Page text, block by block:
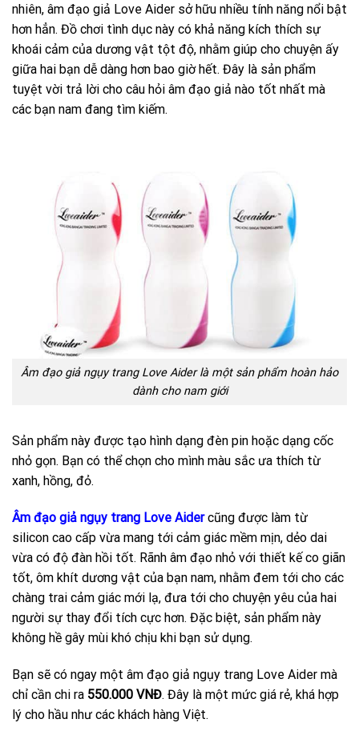
nhiên, âm đạo giả Love Aider sở hữu nhiều tính năng nổi bật
hơn hẳn. Đồ chơi tình dục này có khả năng kích thích sự
khoái cảm của dương vật tột độ, nhằm giúp cho chuyện ấy
giữa hai bạn dễ dàng hơn bao giờ hết. Đây là sản phẩm
tuyệt vời trả lời cho câu hỏi âm đạo giả nào tốt nhất mà
các bạn nam đang tìm kiếm.
Âm đạo giả ngụy trang Love Aider là một sản phẩm hoàn hảo
dành cho nam giới
Sản phẩm này được tạo hình dạng đèn pin hoặc dạng cốc
nhỏ gọn. Bạn có thể chọn cho mình màu sắc ưa thích từ
xanh, hồng, đỏ.
Âm đạo giả ngụy trang Love Aidercũng được làm từ
silicon cao cấp vừa mang tới cảm giác mềm mịn, dẻo dai
vừa có độ đàn hồi tốt. Rãnh âm đạo nhỏ với thiết kế co giãn
tốt, ôm khít dương vật của bạn nam, nhằm đem tới cho các
chàng trai cảm giác mới lạ, đưa tới cho chuyện yêu của hai
người sự thay đổi tích cực hơn. Đặc biệt, sản phẩm này
không hề gây mùi khó chịu khi bạn sử dụng.
Bạn sẽ có ngay một âm đạo giả ngụy trang Love Aider mà
chỉ cần chi ra 550.000 VNĐ. Đây là một mức giá rẻ, khá hợp
lý cho hầu như các khách hàng Việt.